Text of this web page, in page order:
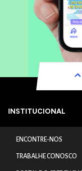
INSTITUCIONAL
ENCONTRE-NOS
TRABALHE CONOSCO